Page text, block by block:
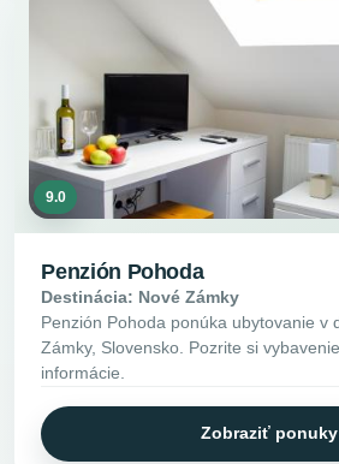
9.0
Penzión Pohoda
Destinácia: Nové Zámky
Penzión Pohoda ponúka ubytovanie v
Zámky, Slovensko. Pozrite si
informácie.
Zobraziť ponuky